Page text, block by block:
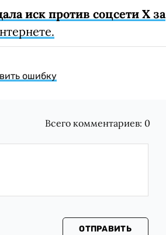
иск против соцсети X за
ошибку
Всего комментариев: 0
ОТПРАВИТЬ